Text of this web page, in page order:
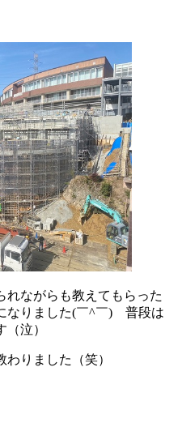
れながらも教えてもらった
なりました(￣^￣)ゞ普段は
泣）
りました（笑）